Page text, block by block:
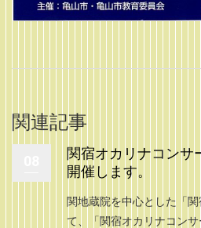
関連記事
関宿オカリナコンサ
開催します。
関地蔵院を中心とした「
て、「関宿オカリナコン